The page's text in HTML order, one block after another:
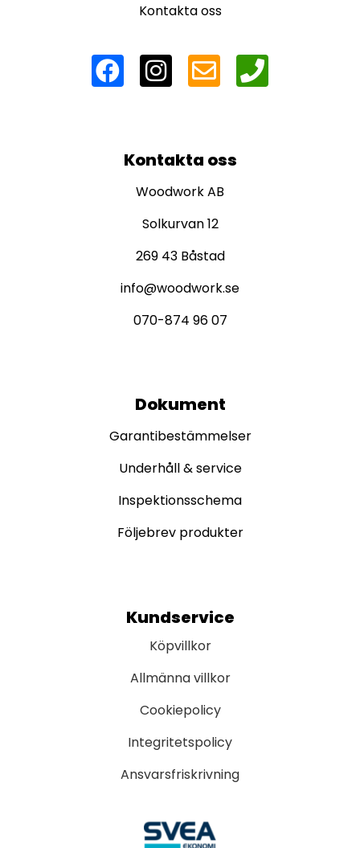
Kontakta oss
Kontakta oss
Woodwork AB
Solkurvan 12
269 43 Båstad
info@woodwork.se
070-874 96 07
Dokument
Garantibestämmelser
Underhåll & service
Inspektionsschema
Följebrev produkter
Kundservice
Köpvillkor
Allmänna villkor
Cookiepolicy
Integritetspolicy
Ansvarsfriskrivning